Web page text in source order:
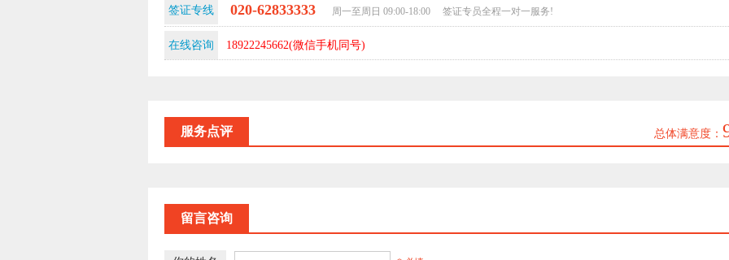
签证专线 020-62833333 周一至周日 09:00-18:00 签证专员全程一对一服务!
在线咨询 18922245662(微信手机同号)
服务点评 总体满意度：
留言咨询